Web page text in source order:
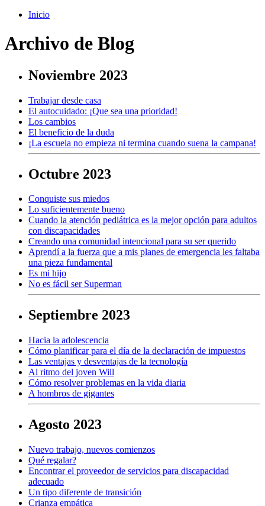
Inicio
Archivo de Blog
Noviembre 2023
Trabajar desde casa
El autocuidado: ¡Que sea una prioridad!
Los cambios
El beneficio de la duda
¡La escuela no empieza ni termina cuando suena la campana!
Octubre 2023
Conquiste sus miedos
Lo suficientemente bueno
Cuando la atención pediátrica es la mejor opción para adultos
con discapacidades
Creando una comunidad intencional para su ser querido
Aprendí a la fuerza que a mis planes de emergencia les faltaba
una pieza fundamental
Es mi hijo
No es fácil ser Superman
Septiembre 2023
Hacia la adolescencia
Cómo planificar para el día de la declaración de impuestos
Las ventajas y desventajas de la tecnología
Al ritmo del joven Will
Cómo resolver problemas en la vida diaria
A hombros de gigantes
Agosto 2023
Nuevo trabajo, nuevos comienzos
Qué regalar?
Encontrar el proveedor de servicios para discapacidad
adecuado
Un tipo diferente de transición
Crianza empática